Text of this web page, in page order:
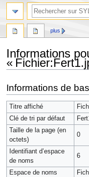
Informations
«
à
la
navigation
à
la
recherche
Informations de
Titre affiché
Clé de tri par défaut
Taille de la page (en
octets)
0
Identifiant dʼespace
de noms
6
Espace de noms
plus